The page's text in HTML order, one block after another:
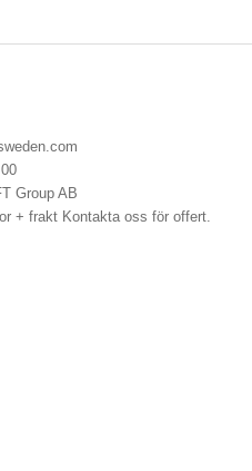
Group AB
+ frakt Kontakta oss för offert.